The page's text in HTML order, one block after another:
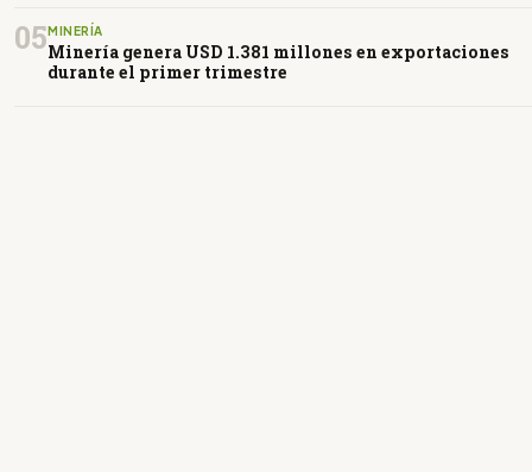
05MINERÍA
Minería genera USD 1.381 millones en exportaciones
durante el primer trimestre